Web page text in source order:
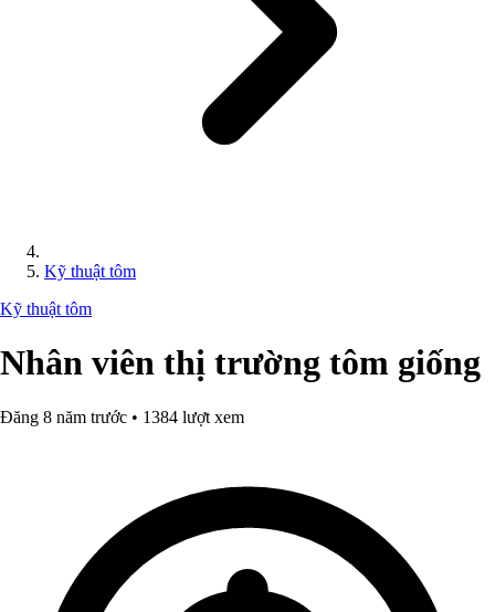
Kỹ thuật tôm
Kỹ thuật tôm
Nhân viên thị trường tôm giống
Đăng 8 năm trước • 1384 lượt xem